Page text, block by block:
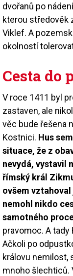
dvořanů po
kterou středověk
Viklef. A
okolností
Cesta do
V roce 1411 byl
zastaven, ale
věc bude řešena
Kostnici. Hus
situace, že z
nevydá, vystavil
římský král
ovšem vztahoval
nemohl nikdo
samotného
pravomoc. A
Ačkoli po
královu nemilost,
mnoho šlechticů.